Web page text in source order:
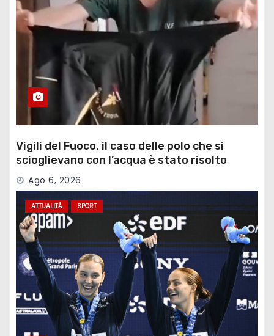
Vigili del Fuoco, il caso delle polo che si
scioglievano con l’acqua è stato risolto
Ago 6, 2026
ATTUALITÀ SPORT